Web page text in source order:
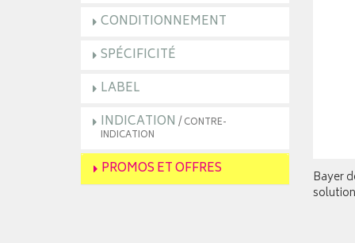
CONDITIONNEMENT
SPÉCIFICITÉ
LABEL
INDICATION / CONTRE-
INDICATION
PROMOS ET OFFRES
Bayer